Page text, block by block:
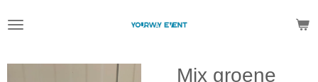
direct
de
Mix groene